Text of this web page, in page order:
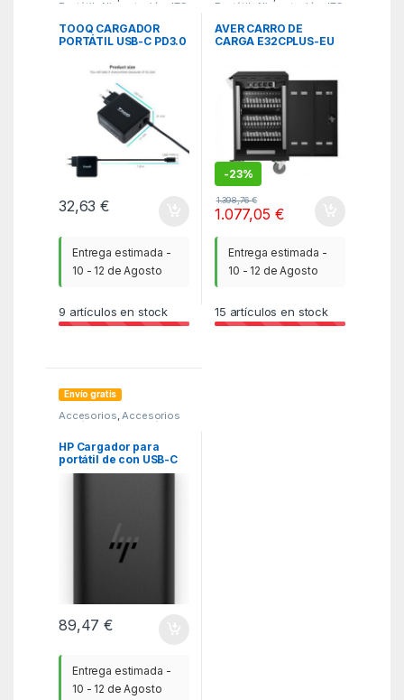
Portátil Alimentación ITC
TOOQ CARGADOR
PORTÁTIL USB-C PD3.0
32,63€
Entrega estimada -
10 - 12 de Agosto
9 artículos en stock
Portátil Alimentación ITC
AVER CARRO DE
CARGA E32CPLUS-EU
32 TABLET/LAPTOP UP
TO 15.6″ (EU PLUG)
-23%
1.398,76€
1.077,05 €
Entrega estimada -
10 - 12 de Agosto
15 artículos en stock
Envío gratis
Accesorios,Accesorios
Portátil Alimentación
HP Cargador para
portátil de con USB-C
GaN de 65 W
89,47€
Entrega estimada -
10 - 12 de Agosto